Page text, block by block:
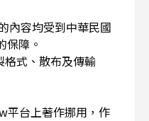
內容均受到中華民國
保障。
格式、散布及傳輸
平台上著作挪用，作